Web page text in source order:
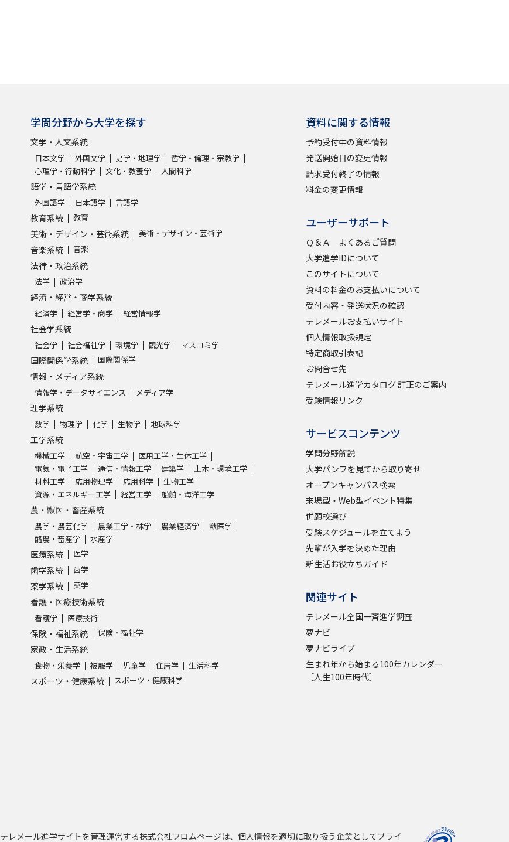
大学で学びたい学問発見
学問のミニ講義「夢ナビ講義」 学問分野解説 学問の教科書 夢ナビライブ
ユーザーサポート
Ｑ＆Ａ よくあるご質問
このサイトについて
資料の料金の
テレメール進学カタログ訂正のご案内
受験情報リンク
学問分野から大学を探す
文学・人文系統
日本文学 外国文学 史学・地理学
哲学・倫理・宗教学
心理学・行動科学
文化・教養学 人間科学
語学・言語学系統
外国語学 日本語学 言語学
教育系統 教育
美術・デザイン・芸術系統 美術・デザイン・芸術学
音楽系統 音楽
法律・政治系統
法学 政治学
経済・経営・商学系統
経済学 経営学・商学 経営情報学
社会学系統
社会学 社会福祉学 環境学 観光学 マスコミ学
国際関係学系統 国際関係学
情報・メディア系統
情報学・データサイエンス メディア学
理学系統
数学 物理学 化学 生物学 地球科学
工学系統
機械工学 航空・宇宙工学
医用工学・生体工学
電気・電子工学
通信・情報工学 建築学
土木・環境工学
材料工学
応用物理学 応用科学
生物工学
資源・エネルギー工学
経営工学 船舶・海洋工学
農・獣医・畜産系統
農学・農芸化学 農業工学・林学 農業経済学
獣医学
酪農・畜産学
水産学
医療系統 医学
歯学系統 歯学
薬学系統 薬学
看護・医療技術系統
看護学 医療技術
保険・福祉系統 保険・福祉学
家政・生活系統
食物・栄養学 被服学 児童学 住居学 生活科学
スポーツ・健康系統 スポーツ・健康科学
資料に関する情報
予約受付中の資料情報
発送開始日の変更情報
請求受付終了の情報
料金の変更情報
ユーザーサポート
Ｑ＆Ａ よくあるご質問
大学進学IDについて
このサイトについて
資料の料金のお支払いについて
受付内容・発送状況の確認
テレメールお支払いサイト
個人情報取扱規定
特定商取引表記
お問合せ先
テレメール進学カタログ 訂正のご案内
受験情報リンク
サービスコンテンツ
学問分野解説
大学パンフを見てから取り寄せ
オープンキャンパス検索
来場型・Web型イベント特集
併願校選び
受験スケジュールを立てよう
先輩が入学を決めた理由
新生活お役立ちガイド
関連サイト
テレメール全国一斉進学調査
夢ナビ
夢ナビライブ
生まれ年から始まる100年カレンダー
［人生100年時代］
テレメール進学サイトを管理運営する株式会社フロムページは、個人情報を適切に取り扱う企業としてプライ